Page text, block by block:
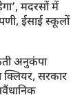
मदरसों में
ईसाई स्कूलों
अनुकंपा
क्लियर, सरकार